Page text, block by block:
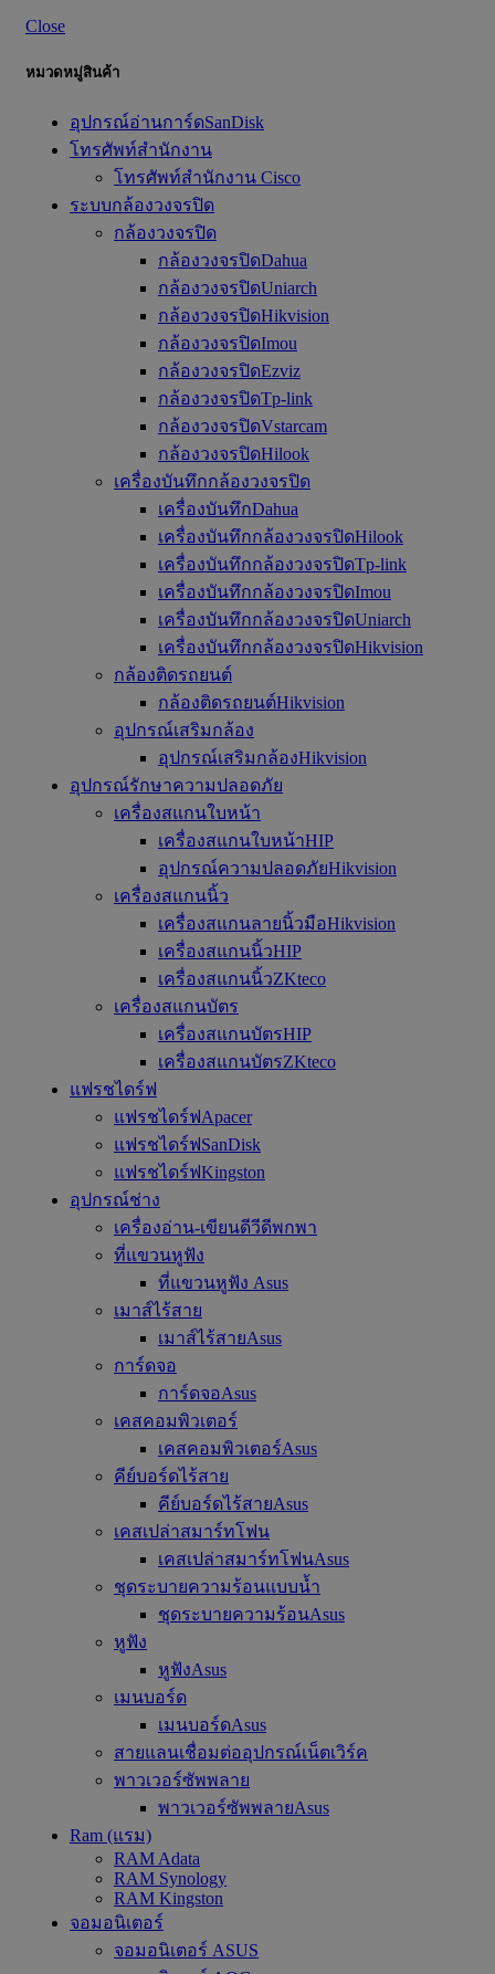
Close
หมวดหมู่สินค้า
อุปกรณ์อ่านการ์ดSanDisk
โทรศัพท์สำนักงาน
โทรศัพท์สำนักงาน Cisco
ระบบกล้องวงจรปิด
กล้องวงจรปิด
กล้องวงจรปิดDahua
กล้องวงจรปิดUniarch
กล้องวงจรปิดHikvision
กล้องวงจรปิดImou
กล้องวงจรปิดEzviz
กล้องวงจรปิดTp-link
กล้องวงจรปิดVstarcam
กล้องวงจรปิดHilook
เครื่องบันทึกกล้องวงจรปิด
เครื่องบันทึกDahua
เครื่องบันทึกกล้องวงจรปิดHilook
เครื่องบันทึกกล้องวงจรปิดTp-link
เครื่องบันทึกกล้องวงจรปิดImou
เครื่องบันทึกกล้องวงจรปิดUniarch
เครื่องบันทึกกล้องวงจรปิดHikvision
กล้องติดรถยนต์
กล้องติดรถยนต์Hikvision
อุปกรณ์เสริมกล้อง
อุปกรณ์เสริมกล้องHikvision
อุปกรณ์รักษาความปลอดภัย
เครื่องสแกนใบหน้า
เครื่องสแกนใบหน้าHIP
อุปกรณ์ความปลอดภัยHikvision
เครื่องสแกนนิ้ว
เครื่องสแกนลายนิ้วมือHikvision
เครื่องสแกนนิ้วHIP
เครื่องสแกนนิ้วZKteco
เครื่องสแกนบัตร
เครื่องสแกนบัตรHIP
เครื่องสแกนบัตรZKteco
แฟรชไดร์ฟ
แฟรชไดร์ฟApacer
แฟรชไดร์ฟSanDisk
แฟรชไดร์ฟKingston
อุปกรณ์ช่าง
เครื่องอ่าน-เขียนดีวีดีพกพา
ที่แขวนหูฟัง
ที่แขวนหูฟัง Asus
เมาส์ไร้สาย
เมาส์ไร้สายAsus
การ์ดจอ
การ์ดจอAsus
เคสคอมพิวเตอร์
เคสคอมพิวเตอร์Asus
คีย์บอร์ดไร้สาย
คีย์บอร์ดไร้สายAsus
เคสเปล่าสมาร์ทโฟน
เคสเปล่าสมาร์ทโฟนAsus
ชุดระบายความร้อนแบบน้ำ
ชุดระบายความร้อนAsus
หูฟัง
หูฟังAsus
เมนบอร์ด
เมนบอร์ดAsus
สายแลนเชื่อมต่ออุปกรณ์เน็ตเวิร์ค
พาวเวอร์ซัพพลาย
พาวเวอร์ซัพพลายAsus
Ram (แรม)
RAM Adata
RAM Synology
RAM Kingston
จอมอนิเตอร์
จอมอนิเตอร์ ASUS